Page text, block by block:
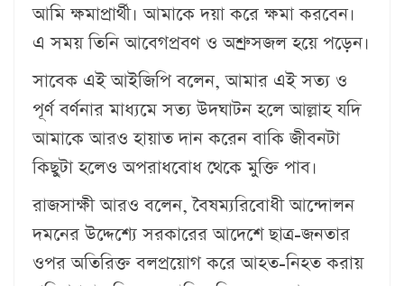
আমি ক্ষমাপ্রার্থী। আমাকে দয়া করে ক্ষমা করবেন।
এ সময় তিনি আবেগপ্রবণ ও অশ্রুসজল হয়ে পড়েন।
সাবেক এই আইজিপি বলেন, আমার এই সত্য ও
পূর্ণ বর্ণনার মাধ্যমে সত্য উদঘাটন হলে আল্লাহ যদি
আমাকে আরও হায়াত দান করেন বাকি জীবনটা
কিছুটা হলেও অপরাধবোধ থেকে মুক্তি পাব।
রাজসাক্ষী আরও বলেন, বৈষম্যরিবোধী আন্দোলন
দমনের উদ্দেশ্যে সরকারের আদেশে ছাত্র-জনতার
ওপর অতিরিক্ত বলপ্রয়োগ করে আহত-নিহত করায়